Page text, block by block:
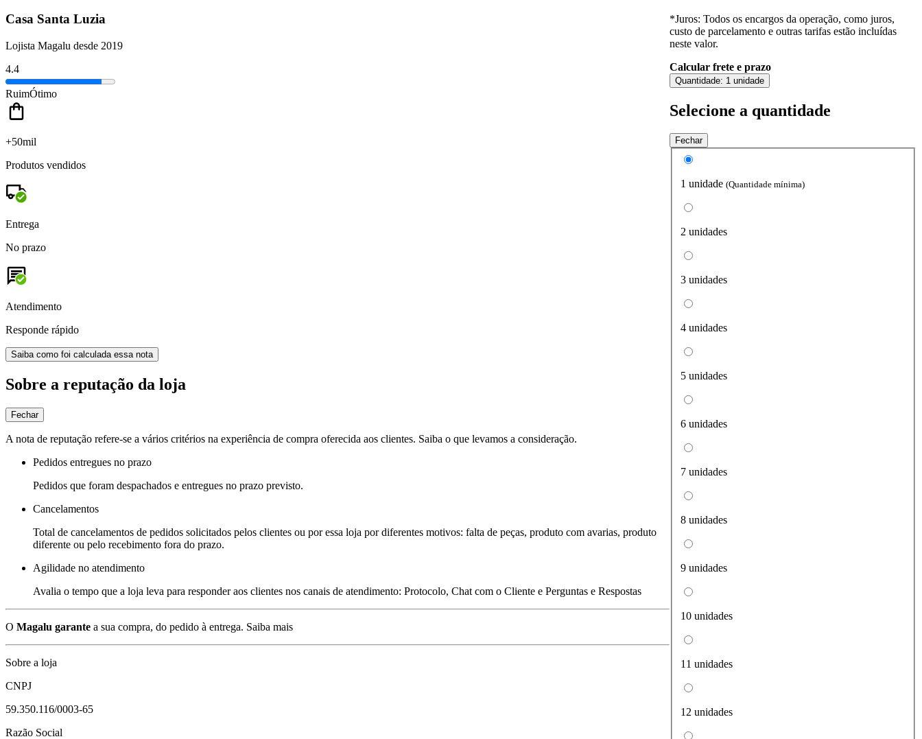
Casa Santa Luzia
Lojista Magalu desde 2019
4.4
RuimÓtimo
+50mil
Produtos vendidos
Entrega
No prazo
Atendimento
Responde rápido
Saiba como foi calculada essa nota
Sobre a reputação da loja
Fechar
A nota de reputação refere-se a vários critérios na experiência de compra oferecida aos clientes. Saiba o que levamos a consideração.
Pedidos entregues no prazo
Pedidos que foram despachados e entregues no prazo previsto.
Cancelamentos
Total de cancelamentos de pedidos solicitados pelos clientes ou por essa loja por diferentes motivos: falta de peças, produto com avarias, produto
diferente ou pelo recebimento fora do prazo.
Agilidade no atendimento
Avalia o tempo que a loja leva para responder aos clientes nos canais de atendimento: Protocolo, Chat com o Cliente e Perguntas e Respostas
O Magalu garante a sua compra, do pedido à entrega. Saiba mais
Sobre a loja
CNPJ
59.350.116/0003-65
Razão Social
*Juros: Todos os encargos da operação, como juros,
custo de parcelamento e outras tarifas estão incluídas
neste valor.
Calcular frete e prazo
Quantidade: 1 unidade
Selecione a quantidade
Fechar
1 unidade (Quantidade mínima)
2 unidades
3 unidades
4 unidades
5 unidades
6 unidades
7 unidades
8 unidades
9 unidades
10 unidades
11 unidades
12 unidades